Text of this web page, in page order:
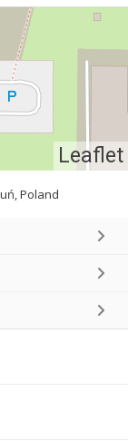
Leaflet
Poland